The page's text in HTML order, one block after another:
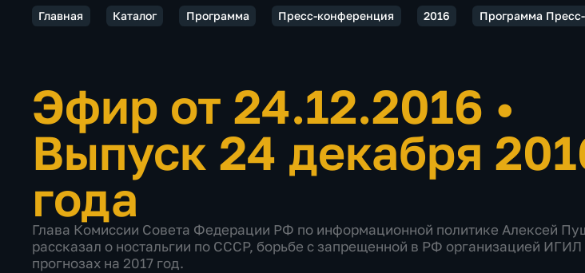
Главная Каталог Программа Пресс-конференция 2016 Программа
Эфир от 24.12.2016 •
Выпуск 24 декабря
года
Глава Комиссии Совета Федерации РФ по информационной политике Алексей
рассказал о ностальгии по СССР, борьбе с запрещенной в РФ организацией ИГИЛ
прогнозах на 2017 год.